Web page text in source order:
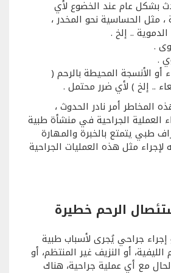
بشكل عام عند الخضوع لأي
، مثل الحساسية نحو المخدر ،
.. إلخ .
.
.
أو الأنسجة المحيطة بالرحم (
.. إلخ ) لأي ضرر محتمل .
المخاطر أمر نادر الحدوث ،
العملية الجراحية في منشأة طبية
طبي يتمتع بالخبرة والمهارة
لإجراء مثل هذه العمليات الجراحية
الرحم خطيرة
جراحي يُجرى لأسباب طبية
الليفية، أو النزيف غير المنتظم، أو
مع أي عملية جراحية، هناك